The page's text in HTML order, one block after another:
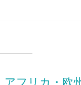
アフリカ・欧